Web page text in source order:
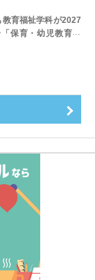
教育福祉学科が2027
保育・幼児教育」
スを新設し、目指